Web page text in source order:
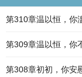
第310章温以恒，你
第309章温以恒，你
第308章初初，你安